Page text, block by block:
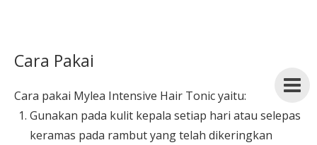
Cara Pakai
Cara pakai Mylea Intensive Hair Tonic yaitu:
Gunakan pada kulit kepala setiap hari atau selepas
keramas pada rambut yang telah dikeringkan